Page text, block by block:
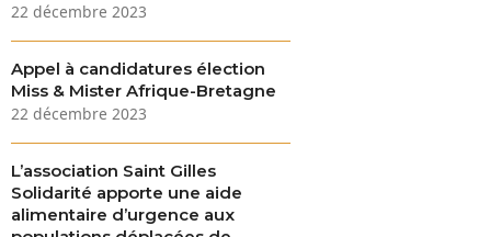
22 décembre 2023
Appel à candidatures élection
Miss & Mister Afrique-Bretagne
22 décembre 2023
L’association Saint Gilles
Solidarité apporte une aide
alimentaire d’urgence aux